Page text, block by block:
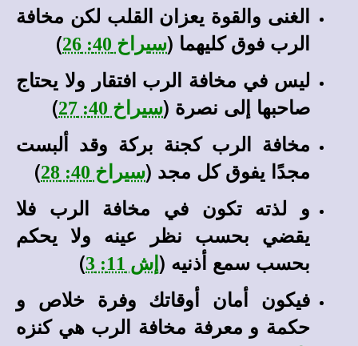
الغنى والقوة يعزان القلب لكن مخافة
الرب فوق كليهما (سيراخ 40: 26
)
ليس في مخافة الرب افتقار ولا يحتاج
صاحبها إلى نصرة (سيراخ 40: 27
)
مخافة الرب كجنة بركة وقد ألبست
مجدًا يفوق كل مجد (سيراخ 40: 28
)
و لذته تكون في مخافة الرب فلا
يقضي بحسب نظر عينه ولا يحكم
بحسب سمع أذنيه ( إش 11: 3
)
فيكون أمان أوقاتك وفرة خلاص و
حكمة و معرفة مخافة الرب هي كنزه